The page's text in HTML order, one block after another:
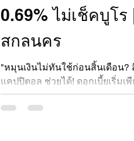
0.69% ไม่เช็คบูโร
สกลนคร
"หมุนเงินไม่ทันใช้ก่อนสิ้นเดือน?
แคปปิตอล ช่วยได้! ดอกเบี้ยเริ่มเ
นาน 60 งวด ไม่เช็คเครดิตบูโร อ
กฎหมาย ปรึกษาเราเลย"